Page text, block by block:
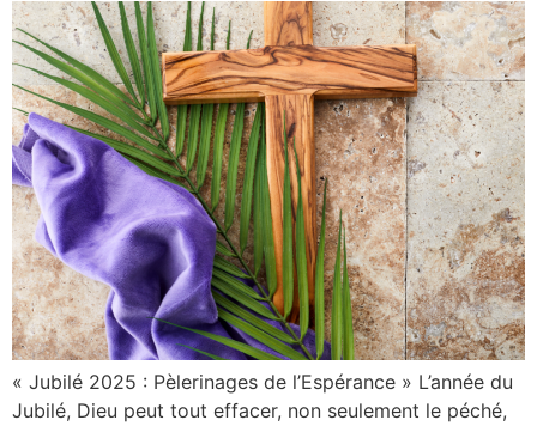
« Jubilé 2025 : Pèlerinages de l’Espérance » L’année du
Jubilé, Dieu peut tout effacer, non seulement le péché,